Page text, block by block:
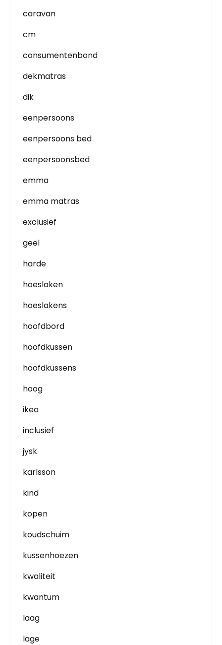
caravan
cm
consumentenbond
dekmatras
dik
eenpersoons
eenpersoons bed
eenpersoonsbed
emma
emma matras
exclusief
geel
harde
hoeslaken
hoeslakens
hoofdbord
hoofdkussen
hoofdkussens
hoog
ikea
inclusief
jysk
karlsson
kind
kopen
koudschuim
kussenhoezen
kwaliteit
kwantum
laag
lage